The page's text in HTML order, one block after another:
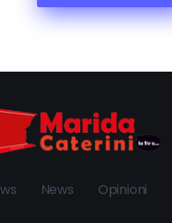
News Opinioni